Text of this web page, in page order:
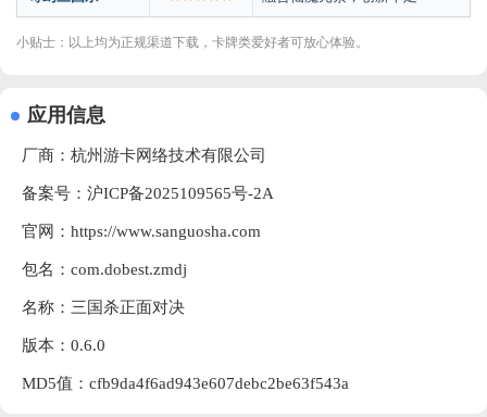
小贴士：以上均为正规渠道下载，卡牌类爱好者可放心体验。
应用信息
厂商： 杭州游卡网络技术有限公司
备案号：沪ICP备2025109565号-2A
官网： https://www.sanguosha.com
包名：com.dobest.zmdj
名称：三国杀正面对决
版本：0.6.0
MD5值：cfb9da4f6ad943e607debc2be63f543a